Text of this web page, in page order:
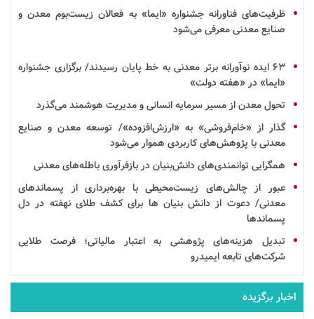
ظرفیت‌های فناورانه جشنواره «ایما» به فعالان زیست‌بوم معدن و
صنایع معدنی معرفی می‌شود
۶۳ ایده نوآورانه برتر معدنی به خط پایان رسیدند/ برگزاری جشنواره
«ایما» در «هفته دولت»
تحول معدن از مسیر سرمایه انسانی و مدیریت هوشمند می‌گذرد
گذار از «خام‌فروشی» به «ارزش‌افزوده»/ توسعه معدن و صنایع
معدنی با پژوهش‌های کاربردی هموار می‌شود
همگرایی توانمندی‌هایدانش‌بنیاندربازفرآوریباطله‌های معدنی
عبور از چالش‌های زیست‌محیطی با بهره‌برداری از پسماندهای
معدنی/ دعوت از دانش بنیان ها برای کشف طلای نهفته در دل
پسماندها
تبدیل هزینه‌های پژوهشی به اعتبار مالیاتی؛ فرصت طلایی
شرکت‌های تابعه ایمیدرو
اخبار برگزیده